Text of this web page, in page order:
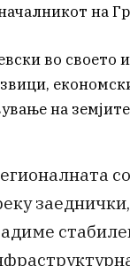
на
во своето
на